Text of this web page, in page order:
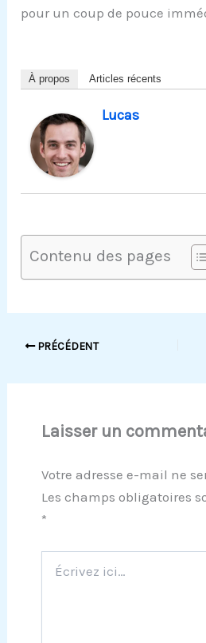
pour un coup de pouce
À propos Articles récents
Lucas
Contenu des pages
PRÉCÉDENT
Laisser un
Votre adresse e-mail ne
Les champs obligatoires
*
ici…